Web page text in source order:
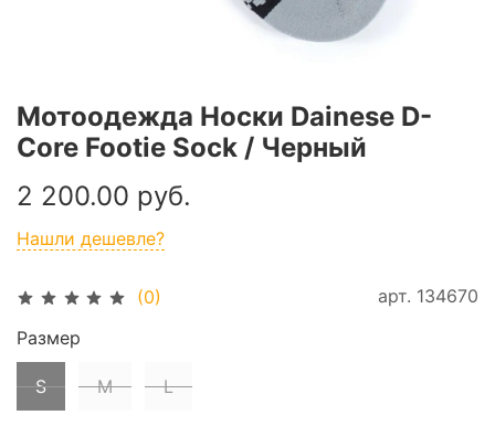
(0) арт. 134670
Мотоодежда Носки Dainese D-
Core Footie Sock / Черный
2 200.00 руб.
Нашли дешевле?
Размер
S M L